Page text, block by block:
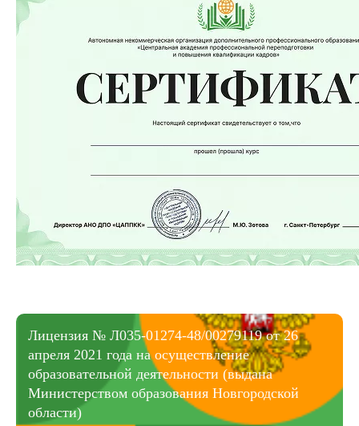
Лицензия № Л035-01274-48/00279119 от 26
апреля 2021 года на осуществление
образовательной деятельности (выдана
Министерством образования Новгородской
области)